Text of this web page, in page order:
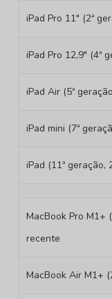
iPad Pro 11″ (2ª
iPad Pro 12,9″ (4ª
iPad Air (5ª
iPad mini (7ª
iPad (11ª
MacBook Pro M1+
recente
MacBook Air M1+